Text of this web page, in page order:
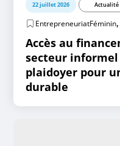
22 juillet 2026 Actualité
EntrepreneuriatFéminin,
Accès au
secteur informel
plaidoyer pour
durable